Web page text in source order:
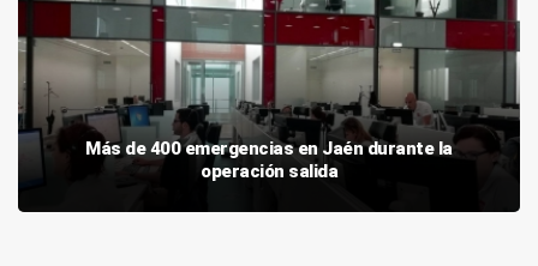
Más de 400 emergencias en Jaén durante la
operación salida